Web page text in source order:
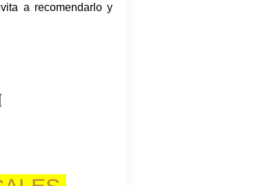
a recomendarlo y